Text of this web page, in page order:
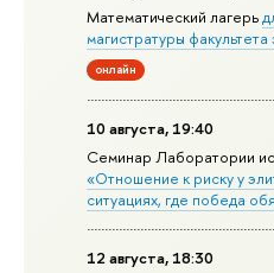
Математический лагерь
магистратуры
онлайн
10 августа, 19:40
Семинар Лаборатории
«Отношение к риску у
ситуациях, где победа
12 августа, 18:30